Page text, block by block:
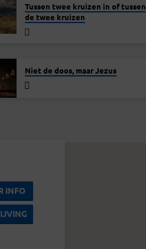
Tussen twee kruizen in of tussen
de twee kruizen
Niet de doos, maar Jezus
INFO